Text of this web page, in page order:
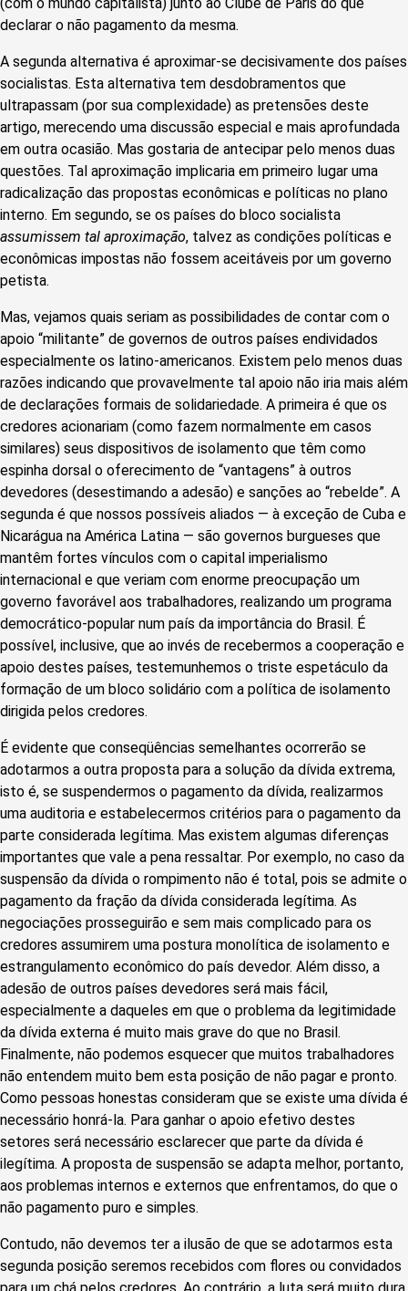
declarar o não pagamento da mesma.
A segunda alternativa é aproximar-se decisivamente dos países
socialistas. Esta alternativa tem desdobramentos que
ultrapassam (por sua complexidade) as pretensões deste
artigo, merecendo uma discussão especial e mais aprofundada
em outra ocasião. Mas gostaria de antecipar pelo menos duas
questões. Tal aproximação implicaria em primeiro lugar uma
radicalização das propostas econômicas e políticas no plano
interno. Em segundo, se os países do bloco socialista
assumissem tal aproximação, talvez as condições políticas e
econômicas impostas não fossem aceitáveis por um governo
petista.
Mas, vejamos quais seriam as possibilidades de contar com o
apoio “militante” de governos de outros países endividados
especialmente os latino-americanos. Existem pelo menos duas
razões indicando que provavelmente tal apoio não iria mais além
de declarações formais de solidariedade. A primeira é que os
credores acionariam (como fazem normalmente em casos
similares) seus dispositivos de isolamento que têm como
espinha dorsal o oferecimento de “vantagens” à outros
devedores (desestimando a adesão) e sanções ao “rebelde”. A
segunda é que nossos possíveis aliados — à exceção de Cuba e
Nicarágua na América Latina — são governos burgueses que
mantêm fortes vínculos com o capital imperialismo
internacional e que veriam com enorme preocupação um
governo favorável aos trabalhadores, realizando um programa
democrático-popular num país da importância do Brasil. É
possível, inclusive, que ao invés de recebermos a cooperação e
apoio destes países, testemunhemos o triste espetáculo da
formação de um bloco solidário com a política de isolamento
dirigida pelos credores.
É evidente que conseqüências semelhantes ocorrerão se
adotarmos a outra proposta para a solução da dívida extrema,
isto é, se suspendermos o pagamento da dívida, realizarmos
uma auditoria e estabelecermos critérios para o pagamento da
parte considerada legítima. Mas existem algumas diferenças
importantes que vale a pena ressaltar. Por exemplo, no caso da
suspensão da dívida o rompimento não é total, pois se admite o
pagamento da fração da dívida considerada legítima. As
negociações prosseguirão e sem mais complicado para os
credores assumirem uma postura monolítica de isolamento e
estrangulamento econômico do país devedor. Além disso, a
adesão de outros países devedores será mais fácil,
especialmente a daqueles em que o problema da legitimidade
da dívida externa é muito mais grave do que no Brasil.
Finalmente, não podemos esquecer que muitos trabalhadores
não entendem muito bem esta posição de não pagar e pronto.
Como pessoas honestas consideram que se existe uma dívida é
necessário honrá-la. Para ganhar o apoio efetivo destes
setores será necessário esclarecer que parte da dívida é
ilegítima. A proposta de suspensão se adapta melhor, portanto,
aos problemas internos e externos que enfrentamos, do que o
não pagamento puro e simples.
Contudo, não devemos ter a ilusão de que se adotarmos esta
segunda posição seremos recebidos com flores ou convidados